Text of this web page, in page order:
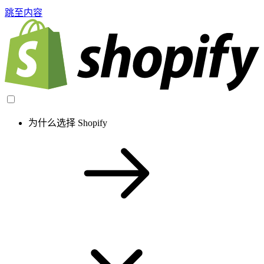
跳至内容
为什么选择 Shopify